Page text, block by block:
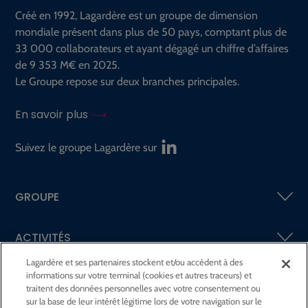
Créé en 1992, Lagardère est un groupe de dimension
mondiale présent dans plus de 50 pays, comptant plus de
33 000 collaborateurs et ayant dégagé un chiffre d’affaires
de 9 353 M€ en 2025.
Le Groupe repose sur deux branches principales.
En savoir plus
Suivez le groupe Lagardère sur
GROUPE
ACTIVITÉS
ACTIONNAIRES &INVESTISSEURS
Lagardère et ses partenaires stockent et/ou accèdent à des
informations sur votre terminal (cookies et autres traceurs) et
traitent des données personnelles avec votre consentement ou
sur la base de leur intérêt légitime lors de votre navigation sur le